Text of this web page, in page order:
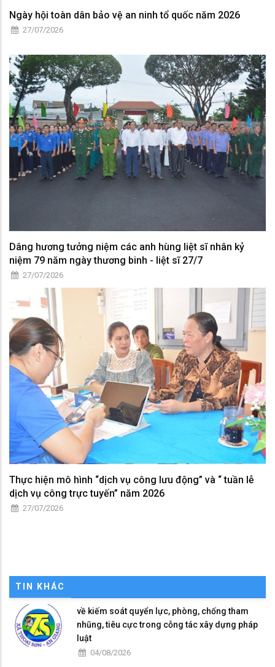
Ngày hội toàn dân bảo vệ an ninh tổ quốc năm 2026
27/07/2026
Dâng hương tưởng niệm các anh hùng liệt sĩ nhân kỷ
niệm 79 năm ngày thương binh - liệt sĩ 27/7
27/07/2026
Thực hiện mô hình “dịch vụ công lưu động” và “ tuần lễ
dịch vụ công trực tuyến” năm 2026
27/07/2026
TIN KHÁC
về kiếm soát quyển lực, phòng, chống tham
nhũng, tiêu cực trong cỗng tác xây dựng pháp
luật
04/08/2026